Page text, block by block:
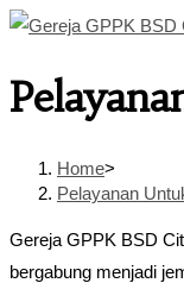
Skip
content
Home>
Pelayanan
Gereja GPPK BSD
bergabung menjadi